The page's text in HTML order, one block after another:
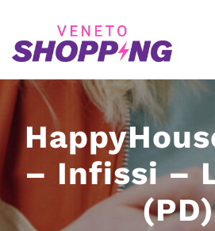
– Infissi –
(PD)